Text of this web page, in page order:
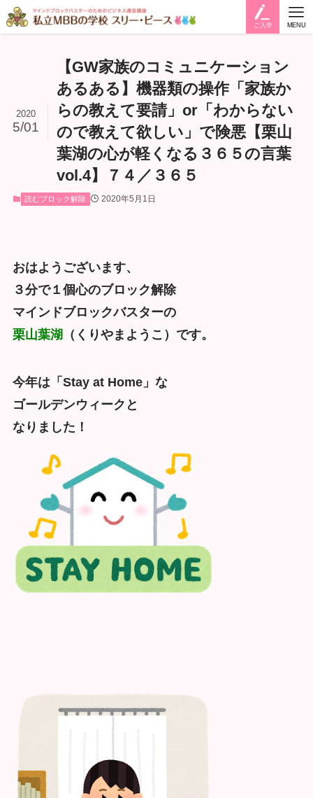
ご入学 MENU
【GW家族のコミュニケーション
あるある】機器類の操作「家族か
らの教えて要請」or「わからない
ので教えて欲しい」で険悪【栗山
葉湖の心が軽くなる３６５の言葉
vol.4】７４／３６５
2020
5/01
読むブロック解除 2020年5月1日
おはようございます、
３分で１個心のブロック解除
マインドブロックバスターの
栗山葉湖 （くりやまようこ）です。
今年は「Stay at Home」な
ゴールデンウィークと
なりました！